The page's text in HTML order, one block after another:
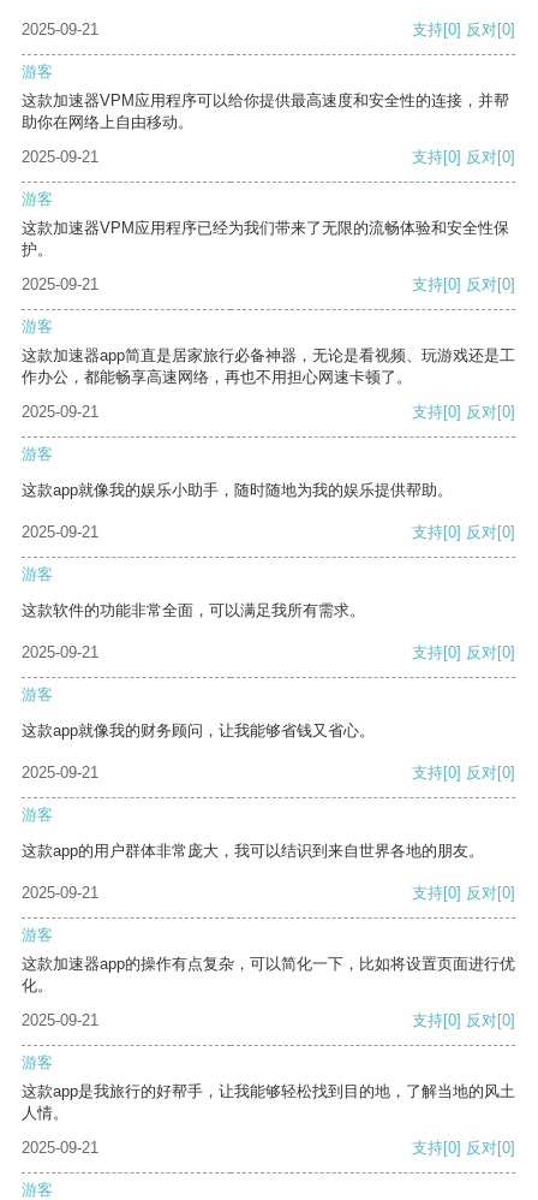
2025-09-21 支持[0] 反对[0]
游客
这款加速器VPM应用程序可以给你提供最高速度和安全性的连接，并帮
助你在网络上自由移动。
2025-09-21
支持[0] 反对[0]
游客
这款加速器VPM应用程序已经为我们带来了无限的流畅体验和安全性保
护。
2025-09-21
支持[0] 反对[0]
游客
这款加速器app简直是居家旅行必备神器，无论是看视频、玩游戏还是工
作办公，都能畅享高速网络，再也不用担心网速卡顿了。
2025-09-21
支持[0] 反对[0]
游客
这款app就像我的娱乐小助手，随时随地为我的娱乐提供帮助。
2025-09-21 支持[0] 反对[0]
游客
这款软件的功能非常全面，可以满足我所有需求。
2025-09-21 支持[0] 反对[0]
游客
这款app就像我的财务顾问，让我能够省钱又省心。
2025-09-21 支持[0] 反对[0]
游客
这款app的用户群体非常庞大，我可以结识到来自世界各地的朋友。
2025-09-21 支持[0] 反对[0]
游客
这款加速器app的操作有点复杂，可以简化一下，比如将设置页面进行优
化。
2025-09-21
支持[0] 反对[0]
游客
这款app是我旅行的好帮手，让我能够轻松找到目的地，了解当地的风土
人情。
2025-09-21
支持[0] 反对[0]
游客